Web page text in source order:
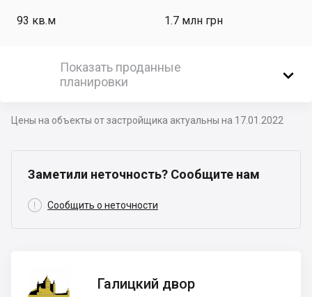
93 кв.м 1.7 млн грн
Показать проданные
планировки

Цены на объекты от застройщика актуальны на 17.01.2022
Заметили неточность? Сообщите нам
 Сообщить о неточности
Галицкий
двор
Галицкий двор